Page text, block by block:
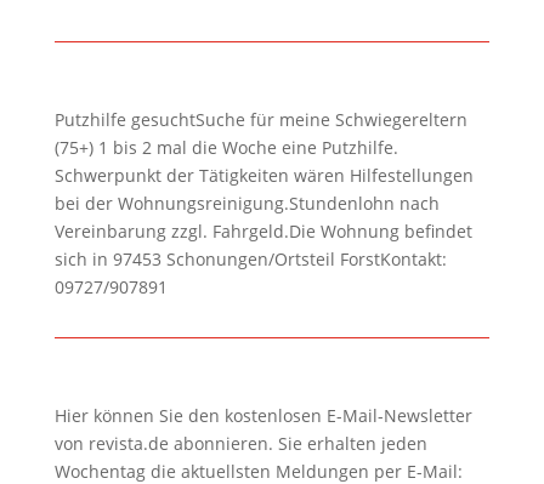
Putzhilfe gesuchtSuche für meine Schwiegereltern
(75+) 1 bis 2 mal die Woche eine Putzhilfe.
Schwerpunkt der Tätigkeiten wären Hilfestellungen
bei der Wohnungsreinigung.Stundenlohn nach
Vereinbarung zzgl. Fahrgeld.Die Wohnung befindet
sich in 97453 Schonungen/Ortsteil ForstKontakt:
09727/907891
Hier können Sie den kostenlosen E-Mail-Newsletter
von revista.de abonnieren. Sie erhalten jeden
Wochentag die aktuellsten Meldungen per E-Mail: